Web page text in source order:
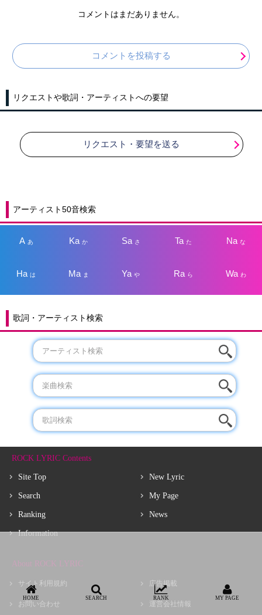
コメントはまだありません。
コメントを投稿する
リクエストや歌詞・アーティストへの要望
リクエスト・要望を送る
アーティスト50音検索
A あ Kaか Sa さ Taた Na な
Haは Ma ま Yaや Ra ら Wa わ
歌詞・アーティスト検索
ROCK LYRIC Contents
Site Top
Search
Ranking
Information
New Lyric
My Page
News
About ROCK LYRIC
サイト利用規約
お問い合わせ
広告掲載
運営会社情報
HOME SEARCH RANK MY PAGE